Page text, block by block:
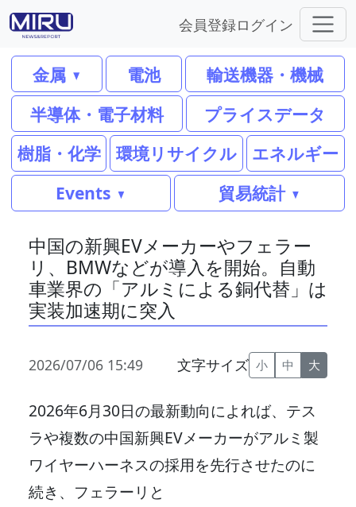
会員登録ログイン
金属 電池
輸送機器・機械
半導体・電子材料
プライスデータ
樹脂・化学
環境リサイクル
エネルギー
Events
貿易統計
中国の新興EVメーカーやフェラー
リ、BMWなどが導入を開始。自動
車業界の「アルミによる銅代替」は
実装加速期に突入
2026/07/06 15:49 文字サイズ 小 中 大
2026年6月30日の最新動向によれば、テス
ラや複数の中国新興EVメーカーがアルミ製
ワイヤーハーネスの採用を先行させたのに
続き、フェラーリと